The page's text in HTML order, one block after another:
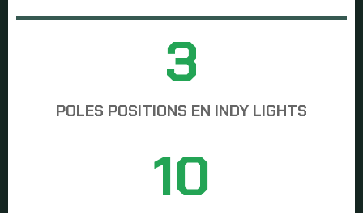
3
POLES POSITIONS EN INDY LIGHTS
10